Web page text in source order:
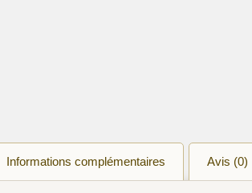
Informations complémentaires Avis (0)